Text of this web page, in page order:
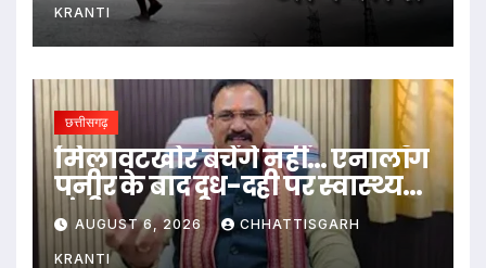
KRANTI
छत्तीसगढ़
मिलावटखोर बचेंगे नहीं… एनालॉग
पनीर के बाद दूध-दही पर स्वास्थ्य
मंत्री का बड़ा बयान
AUGUST 6, 2026 CHHATTISGARH
KRANTI